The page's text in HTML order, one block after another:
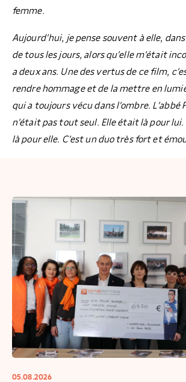
femme.
Aujourd’hui, je pense souvent à elle,
de tous les jours, alors qu’elle m’était
a deux ans. Une des vertus de ce film,
rendre hommage et de la mettre en
qui a toujours vécu dans l’ombre. L’abbé
n’était pas tout seul. Elle était là pour
là pour elle. C’est un duo très fort et
05.08.2026